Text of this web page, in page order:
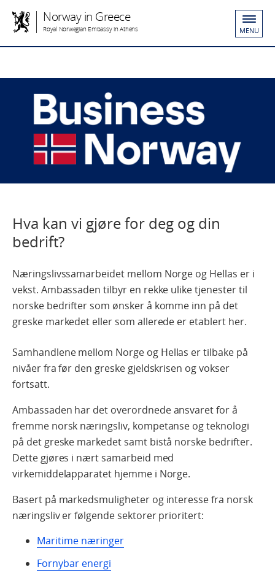
Norway in Greece
Royal Norwegian Embassy in Athens MENU
Hva kan vi gjøre for deg og din
bedrift?
Næringslivssamarbeidet mellom Norge og Hellas er i
vekst. Ambassaden tilbyr en rekke ulike tjenester til
norske bedrifter som ønsker å komme inn på det
greske markedet eller som allerede er etablert her.
Samhandlene mellom Norge og Hellas er tilbake på
nivåer fra før den greske gjeldskrisen og vokser
fortsatt.
Ambassaden har det overordnede ansvaret for å
fremme norsk næringsliv, kompetanse og teknologi
på det greske markedet samt bistå norske bedrifter.
Dette gjøres i nært samarbeid med
virkemiddelapparatet hjemme i Norge.
Basert på markedsmuligheter og interesse fra norsk
næringsliv er følgende sektorer prioritert:
Maritime næringer
Fornybar energi